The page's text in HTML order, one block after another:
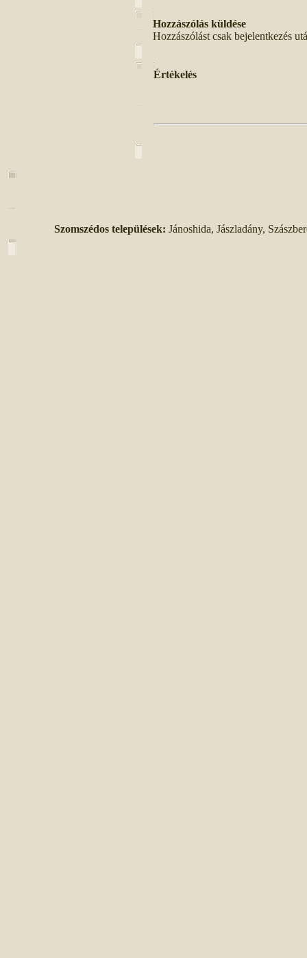
Hozzászólás küldése
Hozzászólást csak bejelentkezés
Értékelés
Szomszédos települések: Jánoshida, Jászladány,